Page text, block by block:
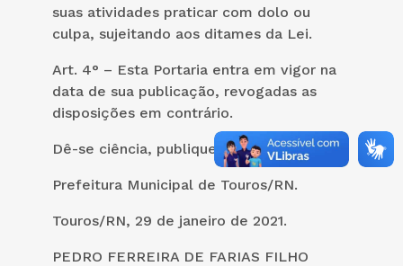
suas atividades praticar com dolo ou
culpa, sujeitando aos ditames da Lei.
Art. 4° – Esta Portaria entra em vigor na
data de sua publicação, revogadas as
disposições em contrário.
Dê-se ciência, publique-se e cumpra-se.
Prefeitura Municipal de Touros/RN.
Touros/RN, 29 de janeiro de 2021.
PEDRO FERREIRA DE FARIAS FILHO